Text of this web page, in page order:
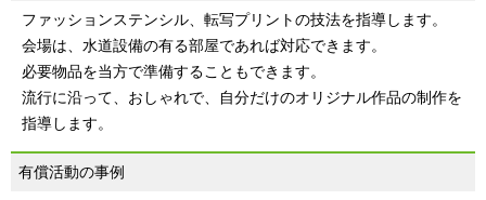
ファッションステンシル、転写プリントの技法を指導します。
会場は、水道設備の有る部屋であれば対応できます。
必要物品を当方で準備することもできます。
流行に沿って、おしゃれで、自分だけのオリジナル作品の制作を
指導します。
有償活動の事例